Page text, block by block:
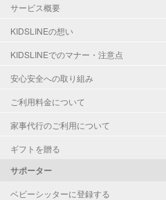
サービス概要
KIDSLINEの想い
KIDSLINEでのマナー・注意点
安心安全への取り組み
ご利用料金について
家事代行のご利用について
ギフトを贈る
サポーター
ベビーシッターに登録する